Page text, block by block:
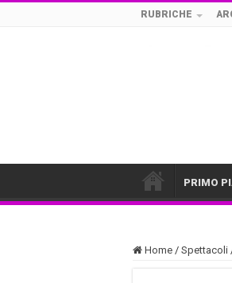
RUBRICHE
PRIMO
Home / Spettacoli